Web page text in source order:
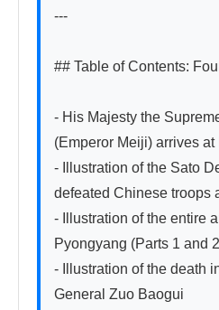
---
## Table of Contents:
- His Majesty the
(Emperor Meiji) arrives at
- Illustration of the Sato
defeated Chinese troops
- Illustration of the entire
Pyongyang (Parts 1 and
- Illustration of the death
General Zuo Baogui